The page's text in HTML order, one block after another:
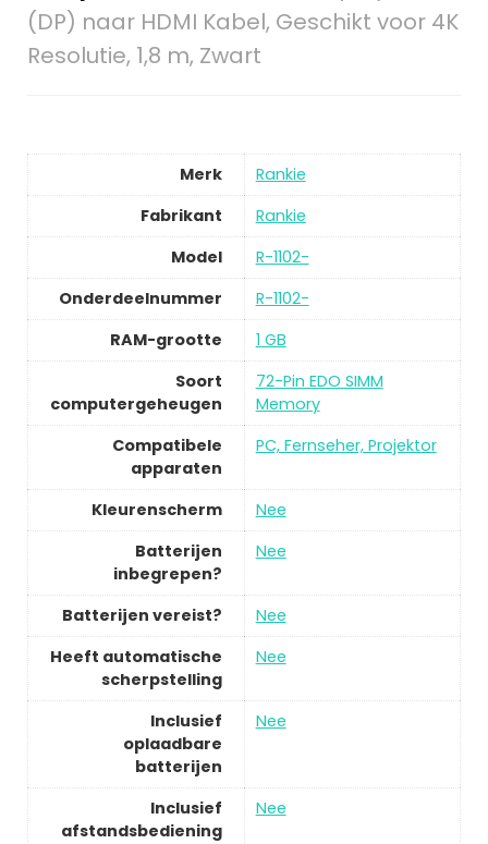
(DP) naar HDMI Kabel, Geschikt voor 4K
Resolutie, 1,8 m, Zwart
Merk
Rankie
Fabrikant
Rankie
Model
R-1102-
Onderdeelnummer
R-1102-
RAM-grootte
1 GB
Soort
computergeheugen
72-Pin EDO SIMM
Memory
Compatibele
apparaten
PC, Fernseher, Projektor
Kleurenscherm
Nee
Batterijen
inbegrepen?
Nee
Batterijen vereist?
Nee
Heeft automatische
scherpstelling
Nee
Inclusief
oplaadbare
batterijen
Nee
Inclusief
afstandsbediening
Nee